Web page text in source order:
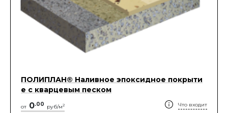
ПОЛИПЛАН® Наливное эпоксидное покрыти
е с кварцевым песком
от 0.00 руб/м2 Что входит